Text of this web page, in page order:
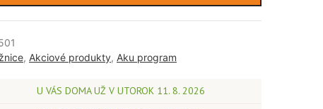
, Akciové produkty, Aku program
U VÁS DOMA UŽ V UTOROK 11. 8. 2026